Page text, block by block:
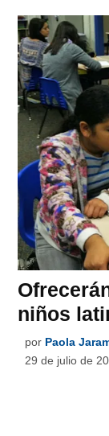
niños
por Paola
29 de julio de